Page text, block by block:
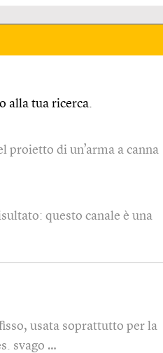
alla tua ricerca.
proietto di un’arma a canna
questo canale è una
usata soprattutto per la
svago …